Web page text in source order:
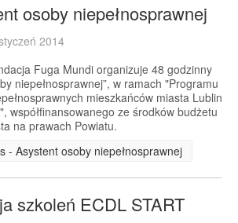
osoby niepełnosprawnej
2014
Fuga Mundi organizuje 48 godzinny
niepełnosprawnej”, w ramach "Programu
mieszkańców miasta Lublin
współfinansowanego ze środków budżetu
na prawach Powiatu.
- Asystent osoby niepełnosprawnej
szkoleń ECDL START